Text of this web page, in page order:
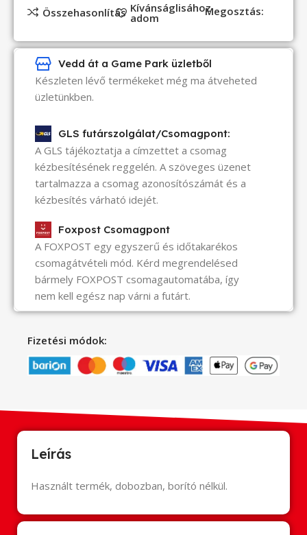
Összehasonlítás Kívánságlisához
adom Megosztás:
Vedd át a Game Park üzletből
Készleten lévő termékeket még ma átveheted
üzletünkben.
GLS futárszolgálat/Csomagpont:
A GLS tájékoztatja a címzettet a csomag
kézbesítésének reggelén. A szöveges üzenet
tartalmazza a csomag azonosítószámát és a
kézbesítés várható idejét.
Foxpost Csomagpont
A FOXPOST egy egyszerű és időtakarékos
csomagátvételi mód. Kérd megrendelésed
bármely FOXPOST csomagautomatába, így
nem kell egész nap várni a futárt.
Fizetési módok:
Leírás
Használt termék, dobozban, borító nélkül.